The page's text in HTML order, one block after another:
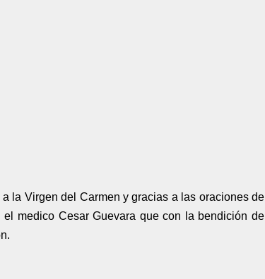
la Virgen del Carmen y gracias a las oraciones de
medico Cesar Guevara que con la bendición de